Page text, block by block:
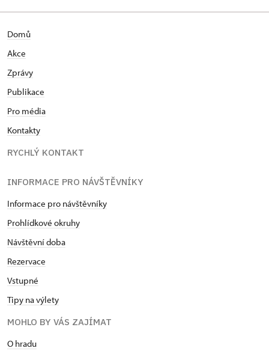
Domů
Akce
Zprávy
Publikace
Pro média
Kontakty
RYCHLÝ KONTAKT
INFORMACE PRO NÁVŠTĚVNÍKY
Informace pro návštěvníky
Prohlídkové okruhy
Návštěvní doba
Rezervace
Vstupné
Tipy na výlety
MOHLO BY VÁS ZAJÍMAT
O hradu